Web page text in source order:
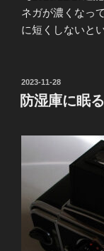
ネガが濃くなっ
に短くしないと
投
稿
日:
2023-11-28
防湿庫に眠